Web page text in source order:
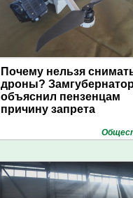
Почему нельзя
дроны?
объяснил пензенцам
причину запрета